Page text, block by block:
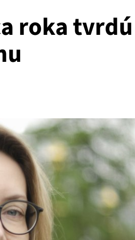
roka tvrdú